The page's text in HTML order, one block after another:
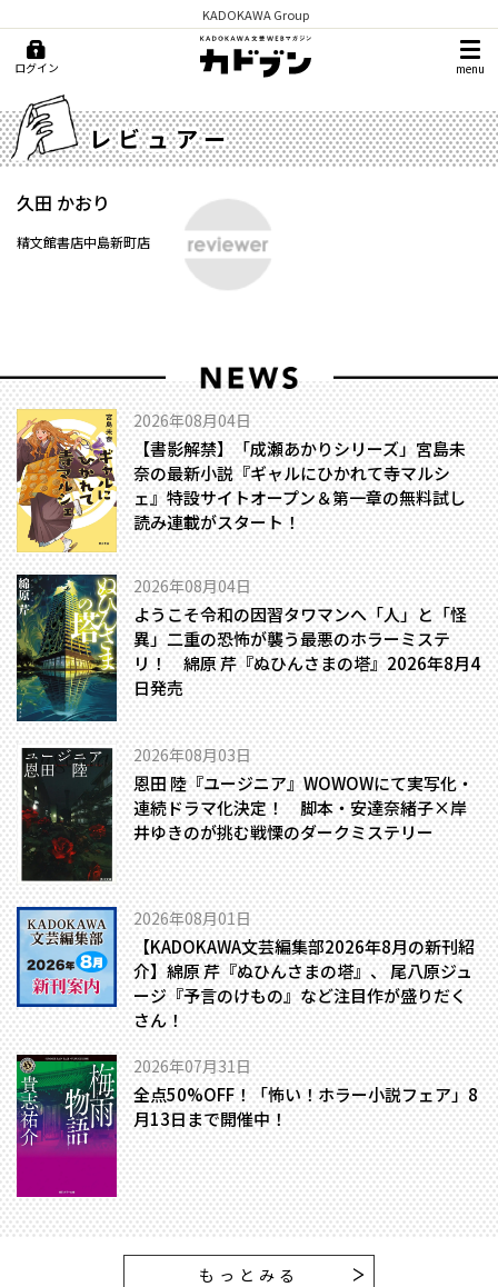
KADOKAWA Group
ログイン menu
レビュアー
久田 かおり
精文館書店中島新町店
2026年08月04日
【書影解禁】「成瀬あかりシリーズ」宮島未
奈の最新小説『ギャルにひかれて寺マルシ
ェ』特設サイトオープン＆第一章の無料試し
読み連載がスタート！
2026年08月04日
ようこそ令和の因習タワマンへ――「人」と「怪
異」二重の恐怖が襲う最悪のホラーミステ
リ！ 綿原 芹『ぬひんさまの塔』2026年8月4
日発売
2026年08月03日
恩田 陸『ユージニア』WOWOWにて実写化・
連続ドラマ化決定！ 脚本・安達奈緒子×岸
井ゆきのが挑む戦慄のダークミステリー
2026年08月01日
【KADOKAWA文芸編集部2026年8月の新刊紹
介】綿原 芹『ぬひんさまの塔』、 尾八原ジュ
ージ『予言のけもの』など注目作が盛りだく
さん！
2026年07月31日
全点50%OFF！「怖い！ホラー小説フェア」8
月13日まで開催中！
もっとみる